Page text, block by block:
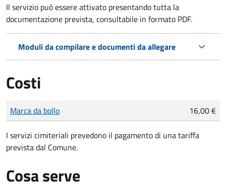
Il servizio può essere attivato presentando tutta la
documentazione prevista, consultabile in formato PDF.
Moduli da compilare e documenti da allegare
Costi
Tipo di pagamento
Importo
Marca da bollo 16,00 €
I servizi cimiteriali prevedono il pagamento di una tariffa
prevista dal Comune.
Cosa serve